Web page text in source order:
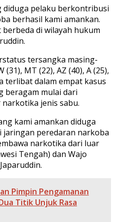
diduga pelaku berkontribusi
berhasil kami amankan.
di wilayah hukum
tersangka masing-
MT (22), AZ (40), A (25),
terlibat dalam empat kasus
beragam mulai dari
jenis sabu.
kami amankan diduga
peredaran narkoba
narkotika dari luar
Tengah) dan Wajo
Pimpin Pengamanan
Titik Unjuk Rasa